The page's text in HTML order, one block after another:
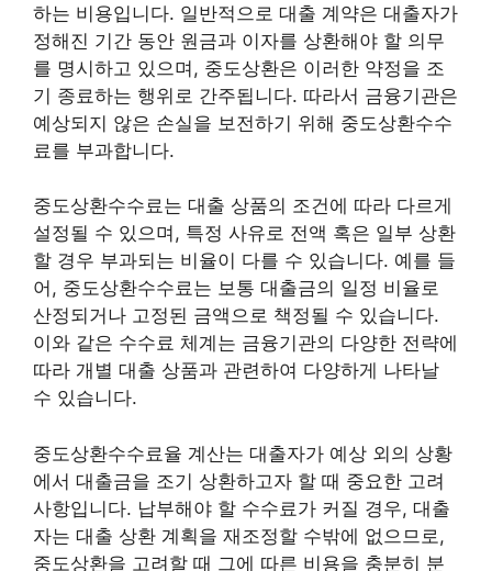
하는 비용입니다. 일반적으로 대출 계약은 대출자가
정해진 기간 동안 원금과 이자를 상환해야 할 의무
를 명시하고 있으며, 중도상환은 이러한 약정을 조
기 종료하는 행위로 간주됩니다. 따라서 금융기관은
예상되지 않은 손실을 보전하기 위해 중도상환수수
료를 부과합니다.
중도상환수수료는 대출 상품의 조건에 따라 다르게
설정될 수 있으며, 특정 사유로 전액 혹은 일부 상환
할 경우 부과되는 비율이 다를 수 있습니다. 예를 들
어, 중도상환수수료는 보통 대출금의 일정 비율로
산정되거나 고정된 금액으로 책정될 수 있습니다.
이와 같은 수수료 체계는 금융기관의 다양한 전략에
따라 개별 대출 상품과 관련하여 다양하게 나타날
수 있습니다.
중도상환수수료율 계산는 대출자가 예상 외의 상황
에서 대출금을 조기 상환하고자 할 때 중요한 고려
사항입니다. 납부해야 할 수수료가 커질 경우, 대출
자는 대출 상환 계획을 재조정할 수밖에 없으므로,
중도상환을 고려할 때 그에 따른 비용을 충분히 분